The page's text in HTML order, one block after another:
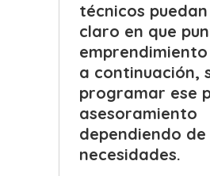
técnicos
claro en que
a continuación,
programar ese
asesoramiento
dependiendo de
necesidades.